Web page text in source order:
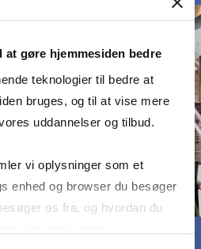
gøre hjemmesiden bedre
teknologier til bedre at
bruges, og til at vise mere
uddannelser og tilbud.
vi oplysninger som et
enhed og browser du besøger
os fra, og hvordan du